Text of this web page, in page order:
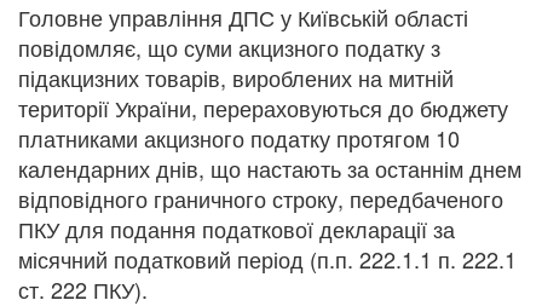
Головне управління ДПС у Київській області
повідомляє, що суми акцизного податку з
підакцизних товарів, вироблених на митній
території України, перераховуються до бюджету
платниками акцизного податку протягом 10
календарних днів, що настають за останнім днем
відповідного граничного строку, передбаченого
ПКУ для подання податкової декларації за
місячний податковий період (п.п. 222.1.1 п. 222.1
ст. 222 ПКУ).